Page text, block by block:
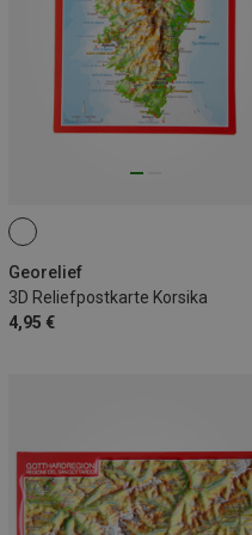
Georelief
3D Reliefpostkarte Korsika
4,95 €